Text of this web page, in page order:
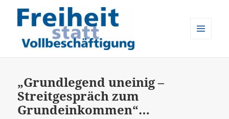
„Grundlegend uneinig –
Streitgespräch zum
Grundeinkommen“…